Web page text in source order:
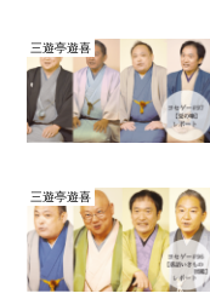
三遊亭遊喜
三遊亭遊喜